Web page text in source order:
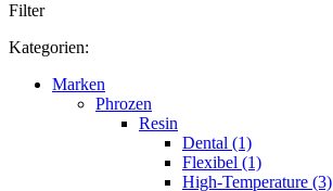
Filter
Kategorien:
Marken
Phrozen
Resin
Dental (1)
Flexibel (1)
High-Temperature (3)